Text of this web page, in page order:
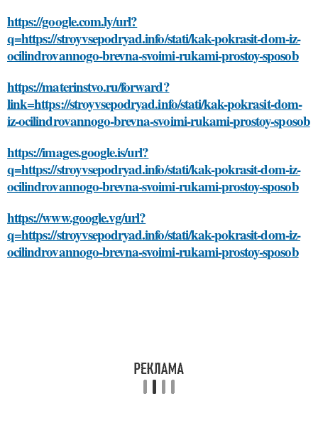
https://google.com.ly/url?
q=https://stroyvsepodryad.info/stati/kak-pokrasit-dom-iz-
ocilindrovannogo-brevna-svoimi-rukami-prostoy-sposob
https://materinstvo.ru/forward?
link=https://stroyvsepodryad.info/stati/kak-pokrasit-dom-
iz-ocilindrovannogo-brevna-svoimi-rukami-prostoy-sposob
https://images.google.is/url?
q=https://stroyvsepodryad.info/stati/kak-pokrasit-dom-iz-
ocilindrovannogo-brevna-svoimi-rukami-prostoy-sposob
https://www.google.vg/url?
q=https://stroyvsepodryad.info/stati/kak-pokrasit-dom-iz-
ocilindrovannogo-brevna-svoimi-rukami-prostoy-sposob